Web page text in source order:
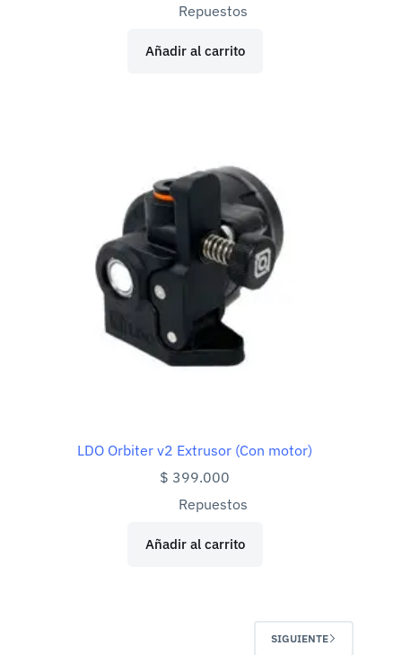
Repuestos
Añadir al carrito
LDO Orbiter v2 Extrusor (Con motor)
$ 399.000
Repuestos
Añadir al carrito
SIGUIENTE